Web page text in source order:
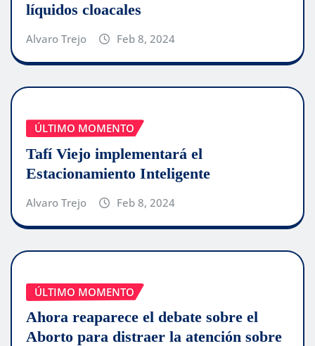
líquidos cloacales
Alvaro Trejo Feb 8, 2024
ÚLTIMO MOMENTO
Tafí Viejo implementará el
Estacionamiento Inteligente
Alvaro Trejo Feb 8, 2024
ÚLTIMO MOMENTO
Ahora reaparece el debate sobre el
Aborto para distraer la atención sobre